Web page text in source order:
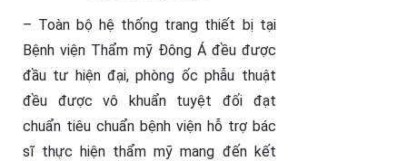
– Toàn bộ hệ thống trang thiết bị tại
Bệnh viện Thẩm mỹ Đông Á đều được
đầu tư hiện đại, phòng ốc phẫu thuật
đều được vô khuẩn tuyệt đối đạt
chuẩn tiêu chuẩn bệnh viện hỗ trợ bác
sĩ thực hiện thẩm mỹ mang đến kết